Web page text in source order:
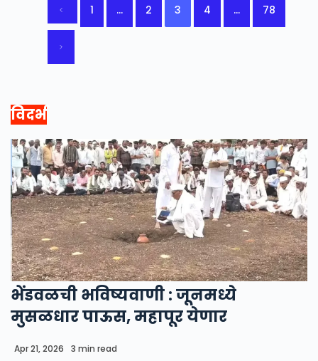
1 … 2 3 4 … 78
विदर्भ
भेंडवळची भविष्यवाणी : जूनमध्ये
मुसळधार पाऊस, महापूर येणार
Apr 21, 2026 3 min read